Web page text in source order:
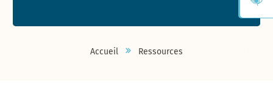
Accueil Ressources